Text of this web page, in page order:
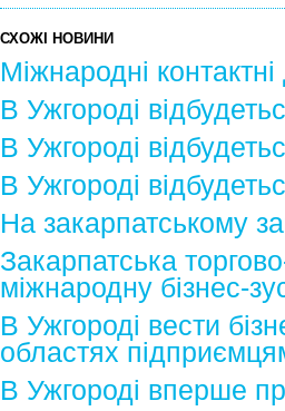
СХОЖІ НОВИНИ
Міжнародні
В Ужгороді
В Ужгороді
В Ужгороді
На закарпатському
Закарпатська
міжнародну бізнес-
В Ужгороді вести
областях
В Ужгороді вперше